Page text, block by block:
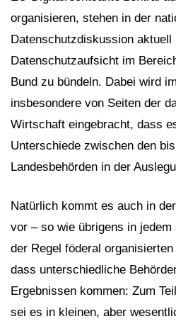
organisieren, stehen in der
Datenschutzdiskussion aktuell
Datenschutzaufsicht im
Bund zu bündeln. Dabei wird
insbesondere von Seiten der
Wirtschaft eingebracht, dass
Unterschiede zwischen den
Landesbehörden in der
Natürlich kommt es auch in
vor – so wie übrigens in
der Regel föderal
dass unterschiedliche
Ergebnissen kommen: Zum
sei es in kleinen, aber